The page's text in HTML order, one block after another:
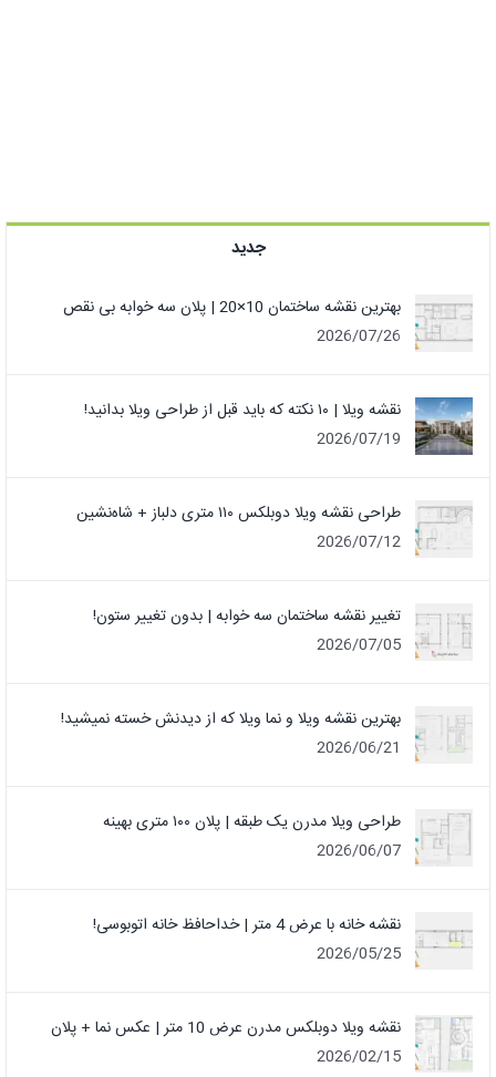
جدید
بهترین نقشه ساختمان 10×20 | پلان سه خوابه بی نقص
2026/07/26
نقشه ویلا | ۱۰ نکته که باید قبل از طراحی ویلا بدانید!
2026/07/19
طراحی نقشه ویلا دوبلکس ۱۱۰ متری دلباز + شاه‌نشین
2026/07/12
تغییر نقشه ساختمان سه خوابه | بدون تغییر ستون!
2026/07/05
بهترین نقشه ویلا و نما ویلا که از دیدنش خسته نمیشید!
2026/06/21
طراحی ویلا مدرن یک‌ طبقه | پلان ۱۰۰ متری بهینه
2026/06/07
نقشه خانه با عرض 4 متر | خداحافظ خانه‌ اتوبوسی!
2026/05/25
نقشه ویلا دوبلکس مدرن عرض 10 متر | عکس نما + پلان
2026/02/15